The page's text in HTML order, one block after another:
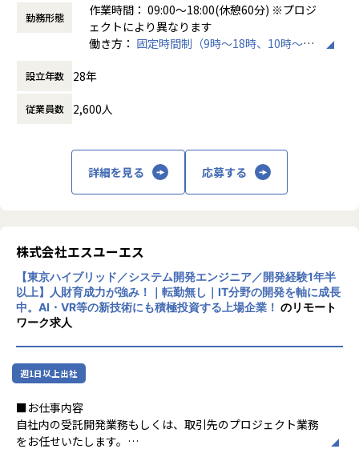
会社の定める業務
※「現場の雰囲気に馴染めないため変更したい」「新しい分
野に挑戦したい」といった要望があれば、その場で新しい案
件を検討します！
■当社の特徴
◎自社開発・受託開発拡大中！異動、キャリアチェンジ実績
第三者と相談の上、キャリ
アアップに向けた計画立案を行うことができます。
▼評価制度について
・成果だけでなく「行動目標」との組み合わせで、仕事に取
的視点から総合的に判断して正当に評価しています。
▼特徴
・当社では、定時退社を推奨しており、残業は月10Hほど！
プライベートも充実できる環境です。
勤務形態
作業時間： 09:00～18:00(休憩60分) ※プロジ
ェクトにより異なります
働き方： 固定時間制（9時～18時、10時～19
時間外労働の有無： 有（月平均10時間）
設立年数 28年
従業員数 2,600人
詳細を見る 応募する
株式会社エスユーエス
【東京ハイブリッド／システム開発エンジニア／開発経験1年半
以上】人財育成力が強み！｜転勤無し｜IT分野の開発を軸に成長
中。AI・VR等の新技術にも積極投資する上場企業！ のリモート
ワーク求人
週1日以上出社
■お仕事内容
自社内の受託開発業務もしくは、取引先のプロジェクト業務
をお任せいたします。